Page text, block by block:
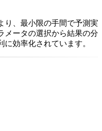
り、最小限の手間で予測実
メータの選択から結果の分
効率化されています。